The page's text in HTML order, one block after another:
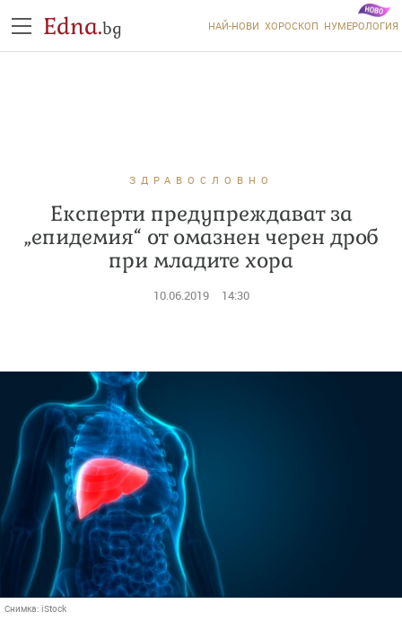
Edna.bg НАЙ-НОВИ ХОРОСКОП НУМЕРОЛОГИЯ
ЗДРАВОСЛОВНО
Експерти предупреждават за
„епидемия“ от омазнен черен дроб
при младите хора
10.06.2019 14:30
Снимка: iStock